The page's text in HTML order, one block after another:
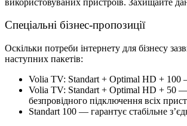
Спеціальні бізнес-пропозиції
Оскільки потреби інтернету для бізнесу
наступних пакетів:
Volia TV: Standart + Optimal HD + 100 —
Volia TV: Standart + Optimal HD + 50 —
безпровідного підключення всіх
Standart 100 — гарантує стабільне